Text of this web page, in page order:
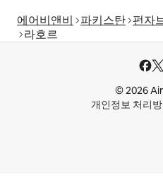
에어비앤비 파키스탄 펀자
라호르
© 2026
개인정보 처리